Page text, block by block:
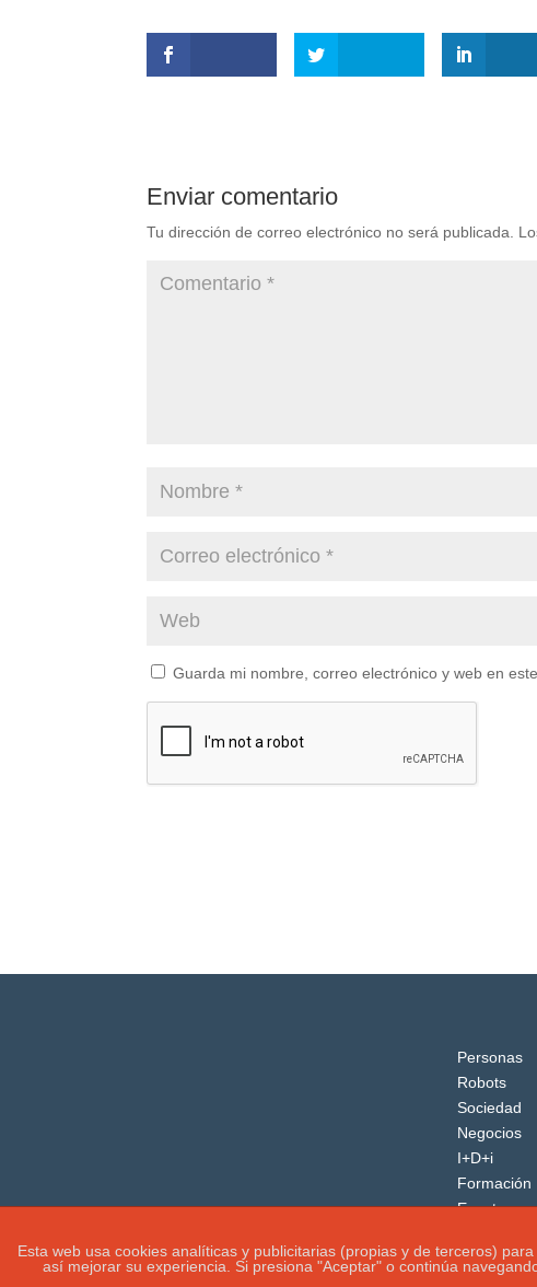
Enviar comentario
Tu dirección de correo electrónico no será publicada.
Guarda mi nombre, correo electrónico y web en
Personas
Robots
Sociedad
Negocios
I+D+i
Formación
Eventos
Esta web usa cookies analíticas y publicitarias (propias y de terceros)
así mejorar su experiencia. Si presiona "Aceptar" o continúa